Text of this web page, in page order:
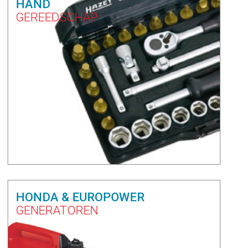
HAND
GEREEDSCHAP
HONDA & EUROPOWER
GENERATOREN